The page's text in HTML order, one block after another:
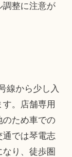
調整に注意が
線から少し入
。店舗専用
のため車での
通では琴電志
り、徒歩圏